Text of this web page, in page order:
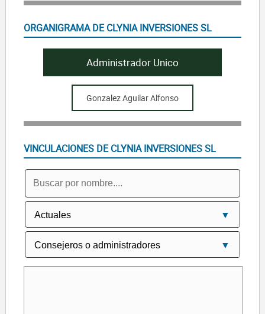
ORGANIGRAMA DE CLYNIA INVERSIONES SL
Administrador Unico
Gonzalez Aguilar Alfonso
VINCULACIONES DE CLYNIA INVERSIONES SL